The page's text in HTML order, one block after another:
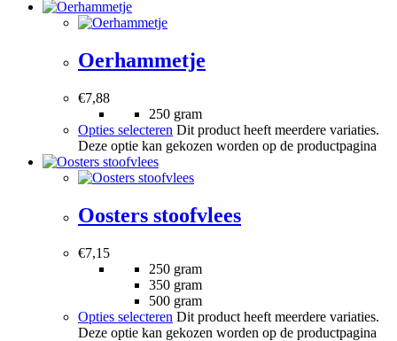
Oerhammetje
€7,88
250 gram
Opties selecteren Dit product heeft meerdere variaties.
Deze optie kan gekozen worden op de productpagina
Oosters stoofvlees
€7,15
250 gram
350 gram
500 gram
Opties selecteren Dit product heeft meerdere variaties.
Deze optie kan gekozen worden op de productpagina